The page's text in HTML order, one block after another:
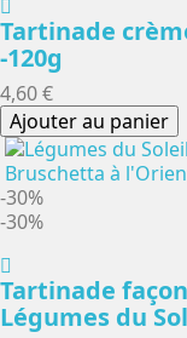
Tartinade
-120g
4,60 €
Ajouter au panier
-30%
-30%
Tartinade
Légumes du